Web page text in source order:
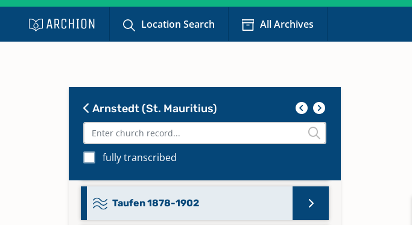
Location Search All Archives
Arnstedt (St. Mauritius)
fully transcribed
Taufen 1815-1835
Taufen 1857-1877
1862-1863, 1868
Taufen 1878-1902